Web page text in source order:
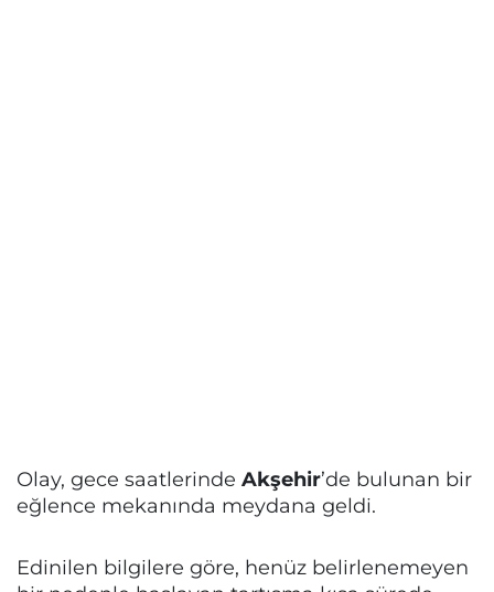
Olay, gece saatlerinde Akşehir’de bulunan bir
eğlence mekanında meydana geldi.
Edinilen bilgilere göre, henüz belirlenemeyen